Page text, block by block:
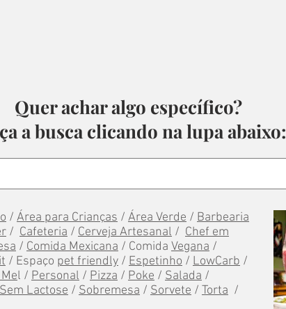
Quer achar algo específico?
a busca clicando na lupa abaixo:
/ Área para Crianças / Área Verde / Barbearia
/ Cafeteria / Cerveja Artesanal / Chef em
/ Comida Mexicana / Comida Vegana /
/ Espaço pet friendly / Espetinho / LowCarb /
l / Personal / Pizza / Poke / Salada /
Sem Lactose / Sobremesa / Sorvete / Torta /